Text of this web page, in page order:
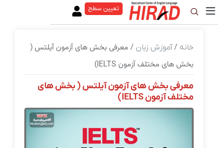
تعیین سطح
خانه /آموزش زبان / معرفی بخش های آزمون آیلتس (
بخش های مختلف آزمون IELTS)
معرفی بخش های آزمون آیلتس ( بخش های
مختلف آزمون IELTS)